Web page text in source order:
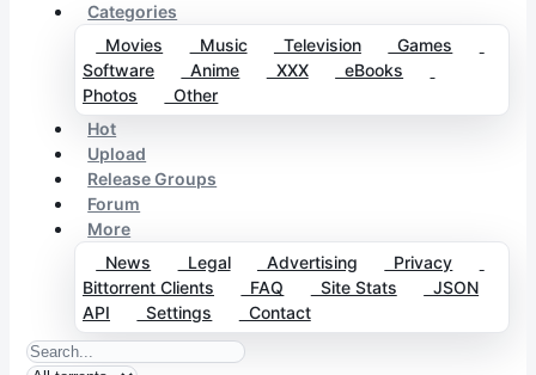
Categories
Movies
Music Television
Games
Software
Anime XXX
eBooks
Photos
Other
Hot
Upload
Release Groups
Forum
More
News
Legal Advertising
Privacy
Bittorrent Clients
FAQ Site Stats
JSON
API
Settings Contact